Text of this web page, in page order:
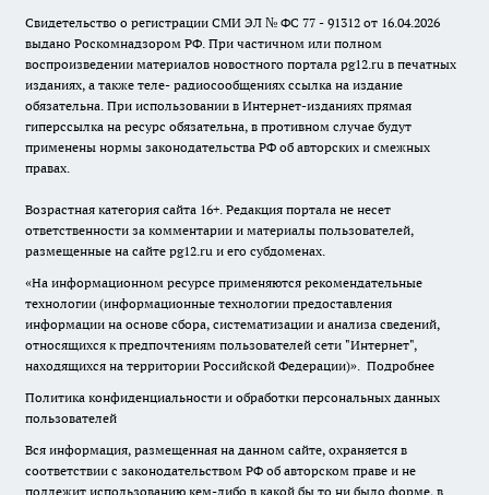
Свидетельство о регистрации СМИ ЭЛ № ФС 77 - 91312 от 16.04.2026
выдано Роскомнадзором РФ. При частичном или полном
воспроизведении материалов новостного портала pg12.ru в печатных
изданиях, а также теле- радиосообщениях ссылка на издание
обязательна. При использовании в Интернет-изданиях прямая
гиперссылка на ресурс обязательна, в противном случае будут
применены нормы законодательства РФ об авторских и смежных
правах.
Возрастная категория сайта 16+. Редакция портала не несет
ответственности за комментарии и материалы пользователей,
размещенные на сайте pg12.ru и его субдоменах.
«На информационном ресурсе применяются рекомендательные
технологии (информационные технологии предоставления
информации на основе сбора, систематизации и анализа сведений,
относящихся к предпочтениям пользователей сети "Интернет",
находящихся на территории Российской Федерации)». Подробнее
Политика конфиденциальности и обработки персональных данных
пользователей
Вся информация, размещенная на данном сайте, охраняется в
соответствии с законодательством РФ об авторском праве и не
подлежит использованию кем-либо в какой бы то ни было форме, в